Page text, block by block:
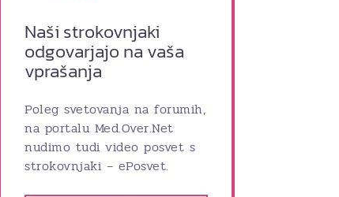
Naši strokovnjaki
odgovarjajo na vaša
vprašanja
Poleg svetovanja na forumih,
na portalu Med.Over.Net
nudimo tudi video posvet s
strokovnjaki – ePosvet.